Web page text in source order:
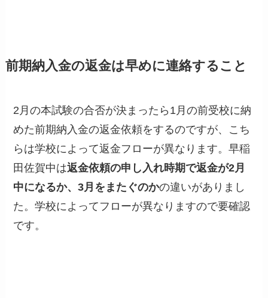
前期納入金の返金は早めに連絡すること
2月の本試験の合否が決まったら1月の前受校に納
めた前期納入金の返金依頼をするのですが、こち
らは学校によって返金フローが異なります。早稲
田佐賀中は返金依頼の申し入れ時期で返金が2月
中になるか、3月をまたぐのかの違いがありまし
た。学校によってフローが異なりますので要確認
です。